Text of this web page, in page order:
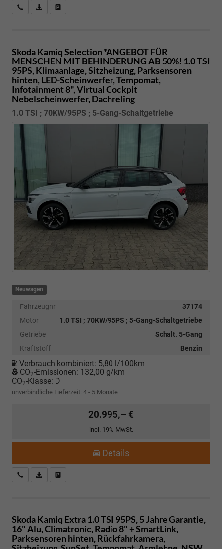
Kostenloser Rückruf-Service
PDF-Datei, Fahrzeugexposé drucken
Skoda KamiqSelection *ANGEBOT FÜR
MENSCHEN MIT BEHINDERUNG AB 50%! 1.0 TSI
95PS, Klimaanlage, Sitzheizung, Parksensoren
hinten, LED-Scheinwerfer, Tempomat,
Infotainment 8", Virtual Cockpit
Nebelscheinwerfer, Dachreling
1.0 TSI ; 70KW/95PS ; 5-Gang-Schaltgetriebe
Neuwagen
Fahrzeugnr.
37174
Motor
1.0 TSI ; 70KW/95PS ; 5-Gang-Schaltgetriebe
Getriebe
Schalt. 5-Gang
Kraftstoff
Benzin
Verbrauch kombiniert: 5,80 l/100km
CO2-Emissionen: 132,00 g/km
CO2-Klasse: D
unverbindliche Lieferzeit: 4 - 5 Monate
20.995,– €
incl. 19% MwSt.
Details
Kostenloser Rückruf-Service
PDF-Datei, Fahrzeugexposé drucken
Skoda Kamiq Extra 1.0 TSI 95PS, 5 Jahre Garantie,
16" Alu, Climatronic, Radio 8" + SmartLink,
Parksensoren hinten, Rückfahrkamera,